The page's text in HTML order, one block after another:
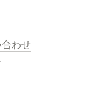
わせ